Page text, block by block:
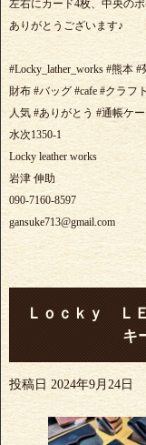
左右にカード4枚、中央の
ありがとうございます♪
#Locky_lather_works #熊本
財布 #バッグ #cafe #クラフ
人気 #ありがとう #通帳ケ
水次1350-1
Locky leather works
岩津 伸助
090-7160-8597
gansuke713@gmail.com
Ｌｏｃｋｙ Ｌ
キ
投稿日 2024年9月24日